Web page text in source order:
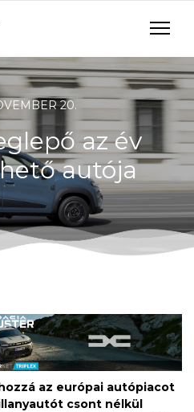
20.
az év
autója
az európai autópiacot
csont nélkül